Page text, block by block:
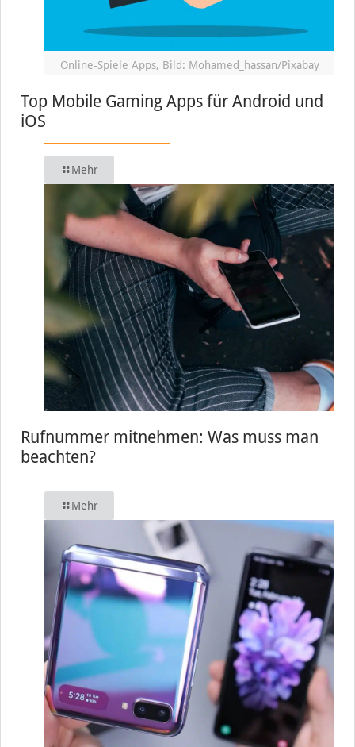
Online-Spiele Apps, Bild: Mohamed_hassan/Pixabay
Top Mobile Gaming Apps für Android und
iOS
Mehr
Rufnummer mitnehmen: Was muss man
beachten?
Mehr